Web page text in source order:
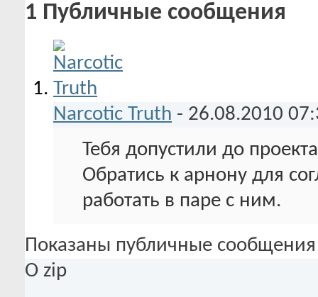
1 Публичные сообщения
Narcotic Truth - 26.08.2010
Тебя допустили до
Обратись к арнону для
работать в паре с ним.
Показаны публичные
О zip